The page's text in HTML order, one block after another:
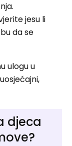
jesu li
da se
ulogu u
djeca